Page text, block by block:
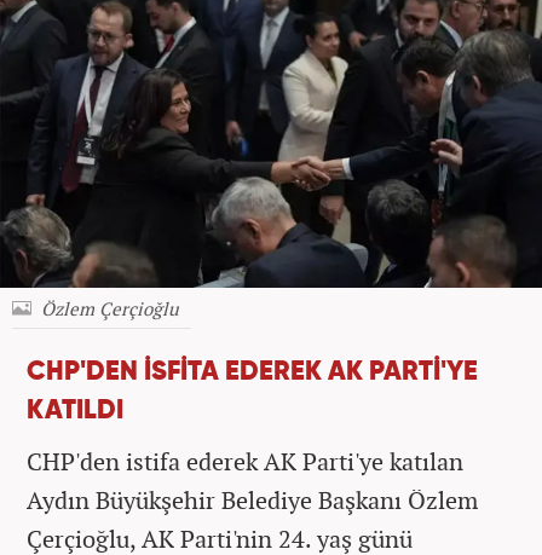
Özlem Çerçioğlu
CHP'DEN İSFİTA EDEREK AK PARTİ'YE
KATILDI
CHP'den istifa ederek AK Parti'ye katılan
Aydın Büyükşehir Belediye Başkanı Özlem
Çerçioğlu, AK Parti'nin 24. yaş günü